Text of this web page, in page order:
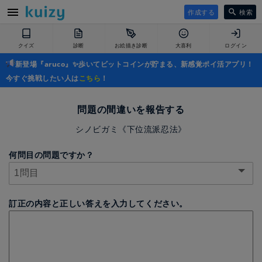
作成する 検索
クイズ 診断 お絵描き診断 大喜利 ログイン
新登場『aruco』✨歩いてビットコインが貯まる、新感覚ポイ活アプリ！
今すぐ挑戦したい人はこちら ！
問題の間違いを報告する
シノビガミ《下位流派忍法》
何問目の問題ですか？
訂正の内容と正しい答えを入力してください。